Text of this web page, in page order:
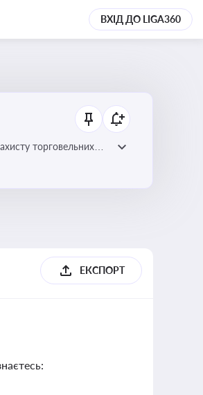
ВХІД ДО LIGA360
торговельних
ЕКСПОРТ